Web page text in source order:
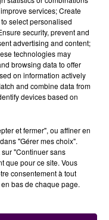
Terra Botanica !
services; Create
select personalised
security, prevent and
advertising and content;
technologies may
browsing data to offer
on information actively
and combine data from
devices based on
et fermer", ou affiner en
"Gérer mes choix".
"Continuer sans
que pour ce site. Vous
consentement à tout
bas de chaque page.